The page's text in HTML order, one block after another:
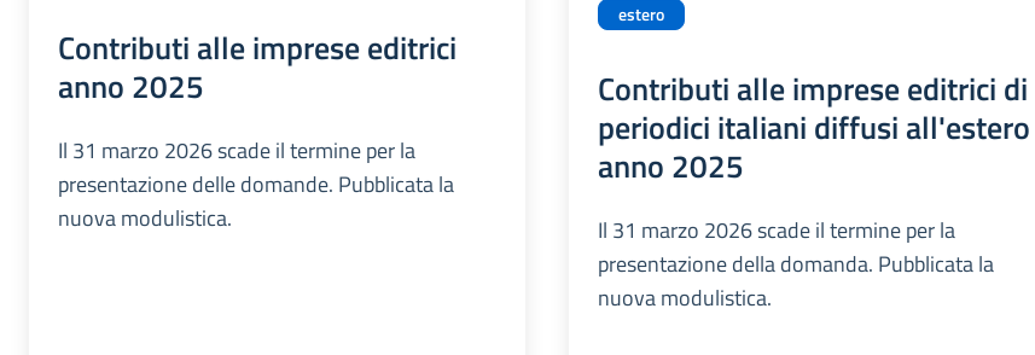
Contributi alle imprese editrici
anno 2025
Il 31 marzo 2026 scade il termine per la
presentazione delle domande. Pubblicata la
nuova modulistica.
estero
Contributi alle imprese editrici di
periodici italiani diffusi all'estero
anno 2025
Il 31 marzo 2026 scade il termine per la
presentazione della domanda. Pubblicata la
nuova modulistica.